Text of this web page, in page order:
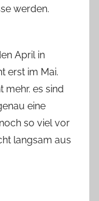
werden.
April in
erst im Mai.
mehr. es sind
eine
so viel vor
langsam aus